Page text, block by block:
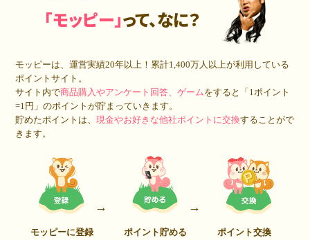
「モッピー」って、なに？
モッピーは、運営実績20年以上！累計1,400万人 以上が利用している
ポイントサイト。
サイト内で商品購入やアンケート回答、ゲームをすると「1ポイント
=1円」のポイントが貯まっていきます。
貯めたポイントは、現金やお好きな他社ポイントに交換することがで
きます。
モッピーに登録 ポイント貯める ポイント交換